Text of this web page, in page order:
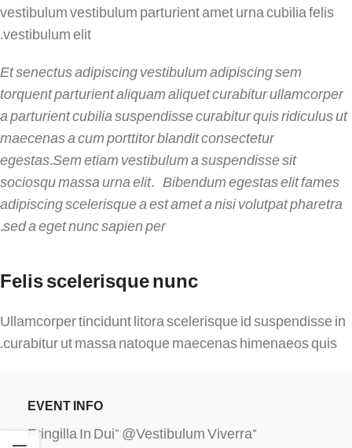
vestibulum vestibulum parturient amet urna cubilia felis
vestibulum elit.
Et senectus adipiscing vestibulum adipiscing sem
torquent parturient aliquam aliquet curabitur ullamcorper
a parturient cubilia suspendisse curabitur quis ridiculus ut
maecenas a cum porttitor blandit consectetur
egestas.Sem etiam vestibulum a suspendisse sit
sociosqu massa urna elit. Bibendum egestas elit fames
adipiscing scelerisque a est amet a nisi volutpat pharetra
sed a eget nunc sapien per.
Felis scelerisque nunc
Ullamcorper tincidunt litora scelerisque id suspendisse in
curabitur ut massa natoque maecenas himenaeos quis.
EVENT INFO
“Fringilla In Dui” @Vestibulum Viverra